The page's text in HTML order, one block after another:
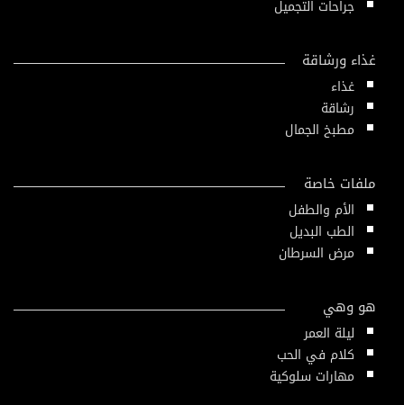
جراحات التجميل
غذاء ورشاقة
غذاء
رشاقة
مطبخ الجمال
ملفات خاصة
الأم والطفل
الطب البديل
مرض السرطان
هو وهي
ليلة العمر
كلام في الحب
مهارات سلوكية